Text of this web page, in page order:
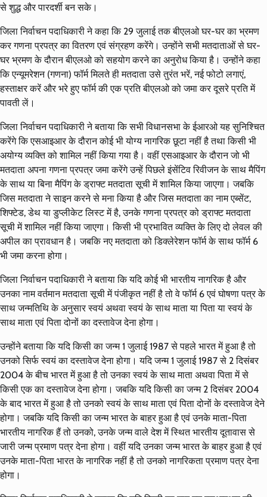
से शुद्ध और पारदर्शी बन सके।
जिला निर्वाचन पदाधिकारी ने कहा कि 29 जुलाई तक बीएलओ घर-घर का भ्रमण
कर गणना प्रपत्र का वितरण एवं संग्रहण करेंगे। उन्होंने सभी मतदाताओं से घर-
घर भ्रमण के दौरान बीएलओ को सहयोग करने का अनुरोध किया है। उन्होंने कहा
कि एन्यूमरेशन (गणना) फॉर्म मिलते ही मतदाता उसे तुरंत भरें, नई फोटो लगाएं,
हस्ताक्षर करें और भरे हुए फॉर्म की एक प्रति बीएलओ को जमा कर दूसरे प्रति में
पावती लें।
जिला निर्वाचन पदाधिकारी ने बताया कि सभी विधानसभा के ईआरओ यह सुनिश्चित
करेंगे कि एसआइआर के दौरान कोई भी योग्य नागरिक छूटा नहीं है तथा किसी भी
अयोग्य व्यक्ति को शामिल नहीं किया गया है। वहीं एसआइआर के दौरान जो भी
मतदाता अपना गणना प्रपत्र जमा करेंगे उन्हें पिछले इंसेंटिव रिवीजन के साथ मैपिंग
के साथ या बिना मैपिंग के ड्राफ्ट मतदाता सूची में शामिल किया जाएगा। जबकि
जिस मतदाता ने साइन करने से मना किया है और जिस मतदाता का नाम एब्सेंट,
शिफ्टेड, डेथ या डुप्लीकेट लिस्ट में है, उनके गणना प्रपत्र को ड्राफ्ट मतदाता
सूची में शामिल नहीं किया जाएगा। किसी भी प्रभावित व्यक्ति के लिए दो लेवल की
अपील का प्रावधान है। जबकि नए मतदाता को डिक्लेरेशन फॉर्म के साथ फॉर्म 6
भी जमा करना होगा।
जिला निर्वाचन पदाधिकारी ने बताया कि यदि कोई भी भारतीय नागरिक है और
उनका नाम वर्तमान मतदाता सूची में पंजीकृत नहीं है तो वे फॉर्म 6 एवं घोषणा पत्र के
साथ जन्मतिथि के अनुसार स्वयं अथवा स्वयं के साथ माता या पिता या स्वयं के
साथ माता एवं पिता दोनों का दस्तावेज देना होगा।
उन्होंने बताया कि यदि किसी का जन्म 1 जुलाई 1987 से पहले भारत में हुआ है तो
उनको सिर्फ स्वयं का दस्तावेज देना होगा। यदि जन्म 1 जुलाई 1987 से 2 दिसंबर
2004 के बीच भारत में हुआ है तो उनका स्वयं के साथ माता अथवा पिता में से
किसी एक का दस्तावेज देना होगा। जबकि यदि किसी का जन्म 2 दिसंबर 2004
के बाद भारत में हुआ है तो उनको स्वयं के साथ माता एवं पिता दोनों के दस्तावेज देने
होगा। जबकि यदि किसी का जन्म भारत के बाहर हुआ है एवं उनके माता-पिता
भारतीय नागरिक हैं तो उनको, उनके जन्म वाले देश में स्थित भारतीय दूतावास से
जारी जन्म प्रमाण पत्र देना होगा। वहीं यदि उनका जन्म भारत के बाहर हुआ है एवं
उनके माता-पिता भारत के नागरिक नहीं है तो उनको नागरिकता प्रमाण पत्र देना
होगा।